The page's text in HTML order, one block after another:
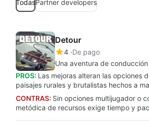
TodasPartner developers
Detour
4 De pago
Una aventura de
PROS: Las mejoras alteran las opciones
paisajes rurales y brutalistas hechos a
CONTRAS: Sin opciones multijugador o
metódica de recursos exige tiempo y